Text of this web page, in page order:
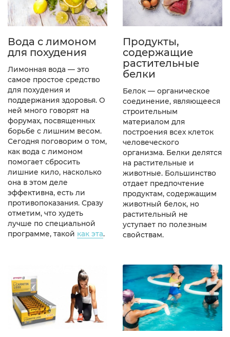
Вода с лимоном
для похудения
Лимонная вода — это
самое простое средство
для похудения и
поддержания здоровья. О
ней много говорят на
форумах, посвященных
борьбе с лишним весом.
Сегодня поговорим о том,
как вода с лимоном
помогает сбросить
лишние кило, насколько
она в этом деле
эффективна, есть ли
противопоказания. Сразу
отметим, что худеть
лучше по специальной
программе, такой как эта.
Продукты,
содержащие
растительные
белки
Белок — органическое
соединение, являющееся
строительным
материалом для
построения всех клеток
человеческого
организма. Белки делятся
на растительные и
животные. Большинство
отдает предпочтение
продуктам, содержащим
животный белок, но
растительный не
уступает по полезным
свойствам.